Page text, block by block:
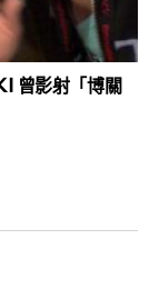
曾影射「博關